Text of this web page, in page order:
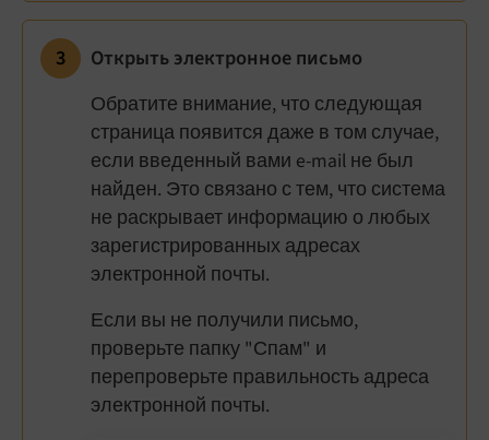
Открыть электронное письмо
Обратите внимание, что следующая
страница появится даже в том случае,
если введенный вами e-mail не был
найден. Это связано с тем, что система
не раскрывает информацию о любых
зарегистрированных адресах
электронной почты.
Если вы не получили письмо,
проверьте папку "Спам" и
перепроверьте правильность адреса
электронной почты.